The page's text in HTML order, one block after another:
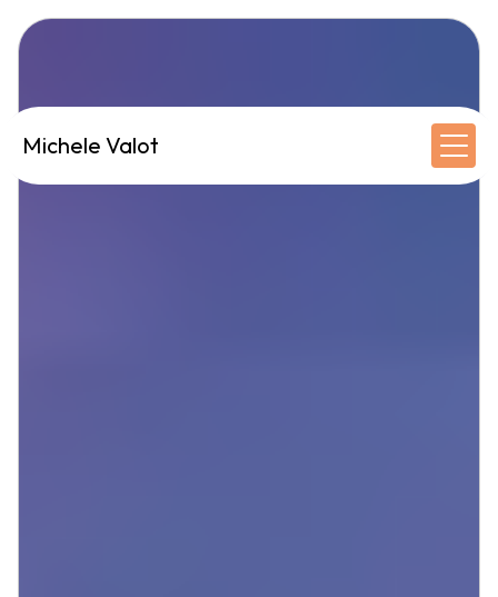
Michele Valot
Panneau de gestion des cookies